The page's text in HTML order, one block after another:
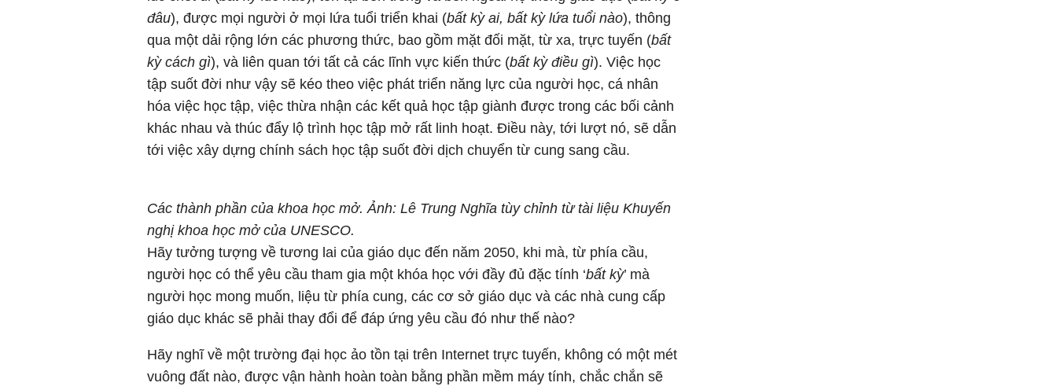
đâu), được mọi người ở mọi lứa tuổi triển khai (bất kỳ ai, bất kỳ lứa tuổi nào), thông
qua một dải rộng lớn các phương thức, bao gồm mặt đối mặt, từ xa, trực tuyến (bất
kỳ cách gì), và liên quan tới tất cả các lĩnh vực kiến thức (bất kỳ điều gì). Việc học
tập suốt đời như vậy sẽ kéo theo việc phát triển năng lực của người học, cá nhân
hóa việc học tập, việc thừa nhận các kết quả học tập giành được trong các bối cảnh
khác nhau và thúc đẩy lộ trình học tập mở rất linh hoạt. Điều này, tới lượt nó, sẽ dẫn
tới việc xây dựng chính sách học tập suốt đời dịch chuyển từ cung sang cầu.
Các thành phần của khoa học mở. Ảnh: Lê Trung Nghĩa tùy chỉnh từ tài liệu Khuyến
nghị khoa học mở của UNESCO.
Hãy tưởng tượng về tương lai của giáo dục đến năm 2050, khi mà, từ phía cầu,
người học có thể yêu cầu tham gia một khóa học với đầy đủ đặc tính ‘bất kỳ’ mà
người học mong muốn, liệu từ phía cung, các cơ sở giáo dục và các nhà cung cấp
giáo dục khác sẽ phải thay đổi để đáp ứng yêu cầu đó như thế nào?
Hãy nghĩ về một trường đại học ảo tồn tại trên Internet trực tuyến, không có một mét
vuông đất nào, được vận hành hoàn toàn bằng phần mềm máy tính, chắc chắn sẽ